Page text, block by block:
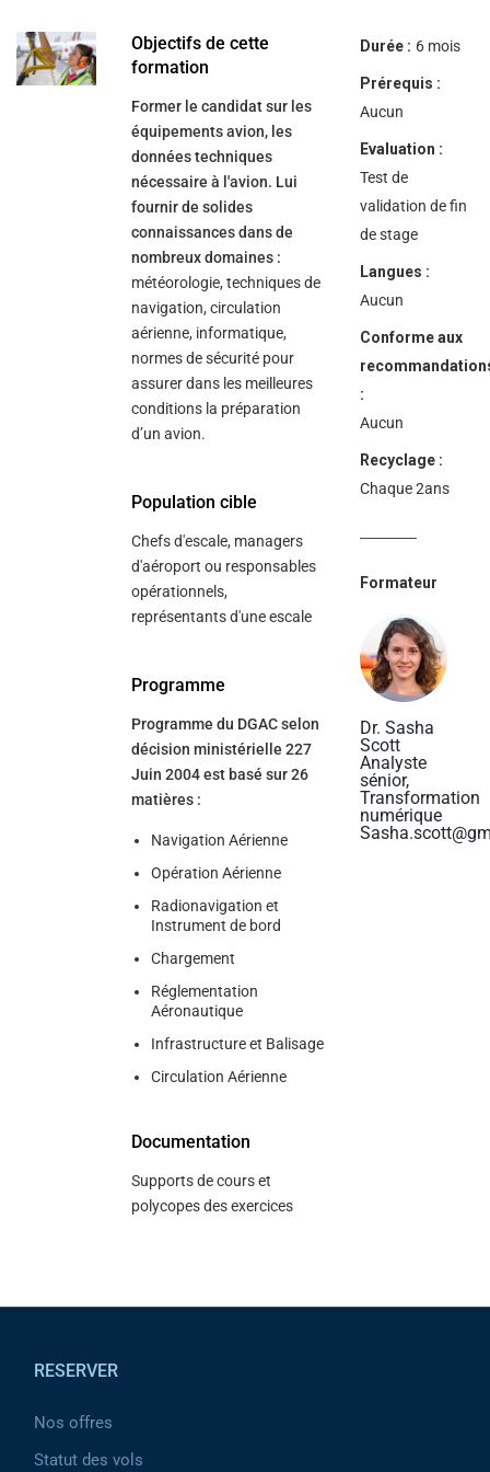
navigate
and
interact
Objectifs de cette
formation
Former le candidat sur les
équipements avion, les
données techniques
nécessaire à l'avion. Lui
fournir de solides
connaissances dans de
nombreux domaines :
météorologie, techniques de
navigation, circulation
aérienne, informatique,
normes de sécurité pour
assurer dans les meilleures
conditions la préparation
d’un avion.
Population cible
Chefs d'escale, managers
d'aéroport ou responsables
opérationnels,
représentants d'une escale
Programme
Programme du DGAC selon
décision ministérielle 227
Juin 2004 est basé sur 26
matières :
Navigation Aérienne
Opération Aérienne
Radionavigation et
Instrument de bord
Chargement
Réglementation
Aéronautique
Infrastructure et Balisage
Circulation Aérienne
Documentation
Supports de cours et
polycopes des exercices
Durée : 6 mois
Prérequis :
Aucun
Evaluation :
Test de
validation de fin
de stage
Langues :
Aucun
Conforme aux
:
Aucun
Recyclage :
Chaque 2ans
Formateur
Dr. Sasha
Scott
Analyste
sénior,
Transformation
numérique
RESERVER
Nos offres
Statut des vols